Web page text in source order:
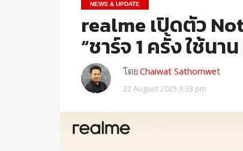
NEWS & UPDATE
realme เปิดตัว
“ชาร์จ 1 ครั้ง ใช้นา
โดยChaiwat Sathornwet
22 August 2025 3:33 pm